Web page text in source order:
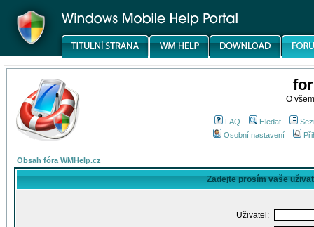
O
FAQ Hledat
Osobní nastavení
Obsah fóra WMHelp.cz
Zadejte prosím vaše
Uživatel: